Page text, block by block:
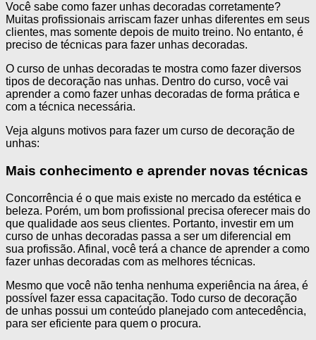
Você sabe como fazer unhas decoradas corretamente?
Muitas profissionais arriscam fazer unhas diferentes em seus
clientes, mas somente depois de muito treino. No entanto, é
preciso de técnicas para fazer unhas decoradas.
O curso de unhas decoradas te mostra como fazer diversos
tipos de decoração nas unhas. Dentro do curso, você vai
aprender a como fazer unhas decoradas de forma prática e
com a técnica necessária.
Veja alguns motivos para fazer um curso de decoração de
unhas:
Mais conhecimento e aprender novas técnicas
Concorrência é o que mais existe no mercado da estética e
beleza. Porém, um bom profissional precisa oferecer mais do
que qualidade aos seus clientes. Portanto, investir em um
curso de unhas decoradas passa a ser um diferencial em
sua profissão. Afinal, você terá a chance de aprender a como
fazer unhas decoradas com as melhores técnicas.
Mesmo que você não tenha nenhuma experiência na área, é
possível fazer essa capacitação. Todo curso de decoração
de unhas possui um conteúdo planejado com antecedência,
para ser eficiente para quem o procura.